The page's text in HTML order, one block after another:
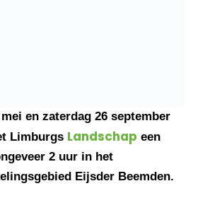
en zaterdag 26 september
Limburgs Landschap een
2 uur in het
Eijsder Beemden.